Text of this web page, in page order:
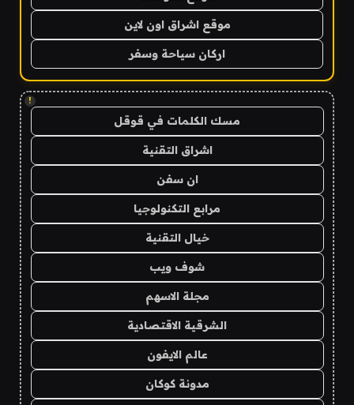
موقع اشراق اون لاين
اركان سياحة وسفر
!
مسك الكلمات في قوقل
اشراق التقنية
ان سفن
مرابع التكنولوجيا
خيال التقنية
شوف ويب
مجلة الاسهم
الشرقية الاقتصادية
عالم الايفون
مدونة كوكان